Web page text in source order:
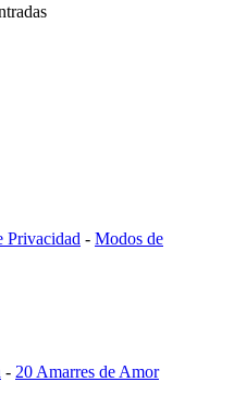
Privacidad - Modos de
- 20 Amarres de Amor